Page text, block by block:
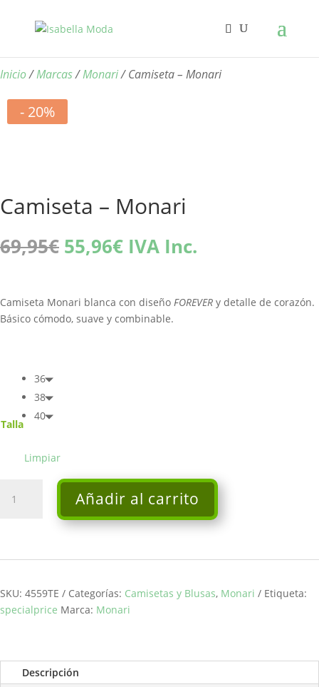
Inicio/Marcas/Monari/ Camiseta – Monari
- 20%
Camiseta – Monari
69,95€ El
precio
era:
69,95€.
55,96€El
precio
es:
55,96€.
IVA Inc.
Camiseta Monari blanca con diseño FOREVER y detalle de corazón.
Básico cómodo, suave y combinable.
Talla
36
38
40
Limpiar
Añadir al carrito
SKU: 4559TE Categorías: Camisetas y Blusas, Monari
Etiqueta:
specialprice Marca: Monari
Descripción